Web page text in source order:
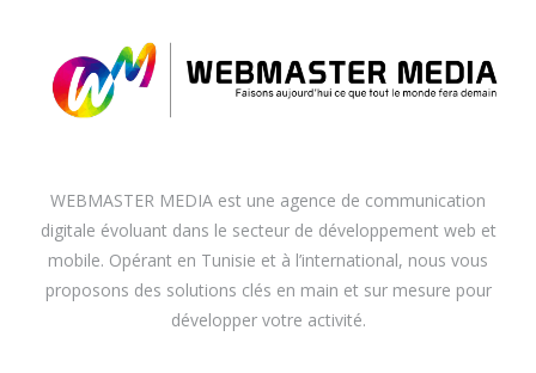
WEBMASTER MEDIA est une agence de communication
digitale évoluant dans le secteur de développement web et
mobile. Opérant en Tunisie et à l’international, nous vous
proposons des solutions clés en main et sur mesure pour
développer votre activité.